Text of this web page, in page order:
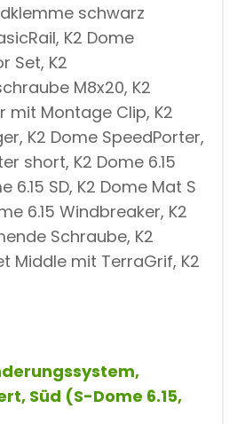
schwarz
K2 Dome
Set, K2
M8x20, K2
mit Montage Clip, K2
K2 Dome SpeedPorter,
short, K2 Dome 6.15
6.15 SD, K2 Dome Mat S
6.15 Windbreaker, K2
Schraube, K2
Middle mit TerraGrif, K2
Süd (S-Dome 6.15,